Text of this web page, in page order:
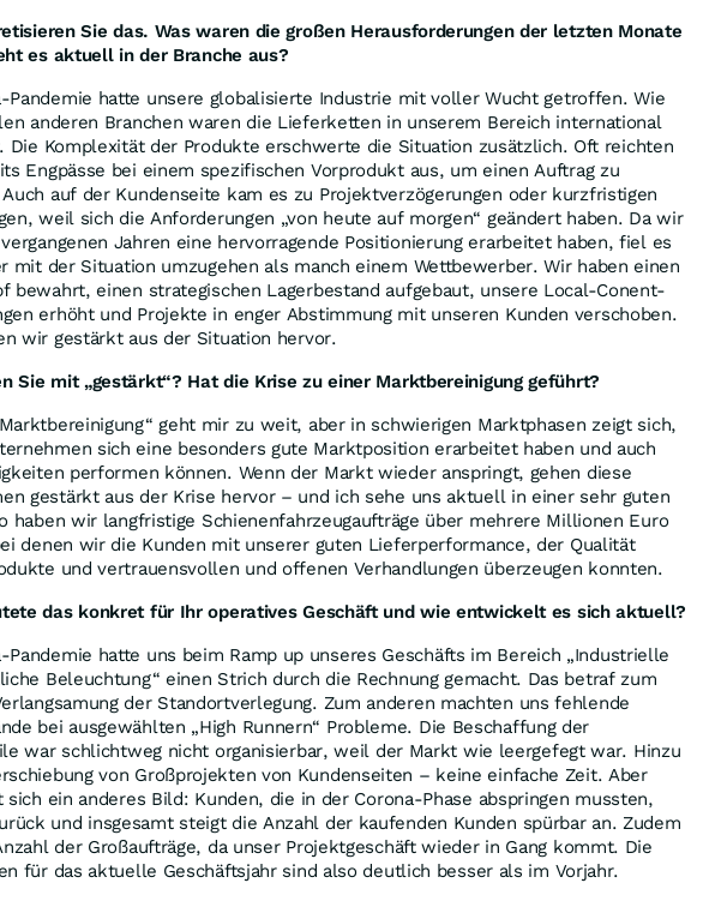
Sie das. Was waren die großen Herausforderungen der letzten Monate
es aktuell in der Branche aus?
Pandemie hatte unsere globalisierte Industrie mit voller Wucht getroffen. Wie
anderen Branchen waren die Lieferketten in unserem Bereich international
Die Komplexität der Produkte erschwerte die Situation zusätzlich. Oft reichten
Engpässe bei einem spezifischen Vorprodukt aus, um einen Auftrag zu
auf der Kundenseite kam es zu Projektverzögerungen oder kurzfristigen
weil sich die Anforderungen „von heute auf morgen“ geändert haben. Da wir
Jahren eine hervorragende Positionierung erarbeitet haben, fiel es
mit der Situation umzugehen als manch einem Wettbewerber. Wir haben einen
bewahrt, einen strategischen Lagerbestand aufgebaut, unsere Local-Conent-
erhöht und Projekte in enger Abstimmung mit unseren Kunden verschoben.
wir gestärkt aus der Situation hervor.
Sie mit „gestärkt“? Hat die Krise zu einer Marktbereinigung geführt?
geht mir zu weit, aber in schwierigen Marktphasen zeigt sich,
sich eine besonders gute Marktposition erarbeitet haben und auch
performen können. Wenn der Markt wieder anspringt, gehen diese
gestärkt aus der Krise hervor – und ich sehe uns aktuell in einer sehr guten
haben wir langfristige Schienenfahrzeugaufträge über mehrere Millionen Euro
denen wir die Kunden mit unserer guten Lieferperformance, der Qualität
und vertrauensvollen und offenen Verhandlungen überzeugen konnten.
das konkret für Ihr operatives Geschäft und wie entwickelt es sich aktuell?
Pandemie hatte uns beim Ramp up unseres Geschäfts im Bereich „Industrielle
Beleuchtung“ einen Strich durch die Rechnung gemacht. Das betraf zum
der Standortverlegung. Zum anderen machten uns fehlende
bei ausgewählten „High Runnern“ Probleme. Die Beschaffung der
war schlichtweg nicht organisierbar, weil der Markt wie leergefegt war. Hinzu
von Großprojekten von Kundenseiten – keine einfache Zeit. Aber
sich ein anderes Bild: Kunden, die in der Corona-Phase abspringen mussten,
und insgesamt steigt die Anzahl der kaufenden Kunden spürbar an. Zudem
der Großaufträge, da unser Projektgeschäft wieder in Gang kommt. Die
für das aktuelle Geschäftsjahr sind also deutlich besser als im Vorjahr.